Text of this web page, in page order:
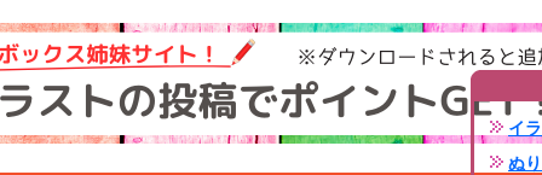
イ
ぬ